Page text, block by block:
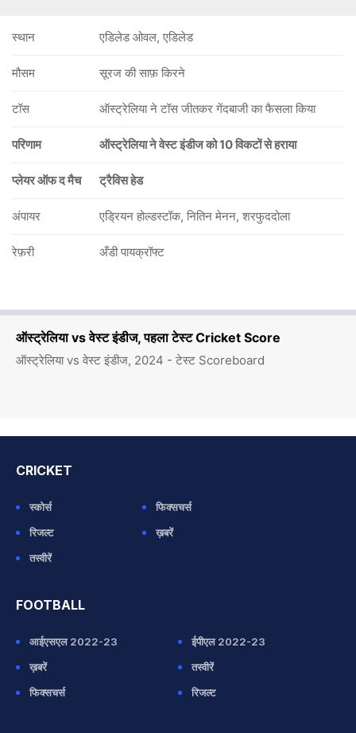
ऑस्ट्रेलिया vs वेस्ट इंडीज, पहला टेस्ट Cricket Score
ऑस्ट्रेलिया vs वेस्ट इंडीज, 2024 - टेस्ट Scoreboard
73/6
जस्टिन ग्रीव्स
84/7
जोशुआ डा सिल्वा
94/8
94/9
स्थान एडिलेड ओवल, एडिलेड
मौसम सूरज की साफ़ किरने
टॉस ऑस्ट्रेलिया ने टॉस जीतकर गेंदबाजी का फैसला किया
परिणाम ऑस्ट्रेलिया ने वेस्ट इंडीज को 10 विकटों से हराया
प्लेयर ऑफ द मैच ट्रैविस हेड
अंपायर एड्रियन होल्डस्टॉक, नितिन मेनन, शरफुददोला
रेफ़री अँडी पायक्रॉफ्ट
CRICKET
स्कोर्स
फिक्सचर्स
रिजल्ट
ख़बरें
तस्वीरें
FOOTBALL
आईएसएल 2022-23
ईपीएल 2022-23
ख़बरें
तस्वीरें
फिक्सचर्स
रिजल्ट